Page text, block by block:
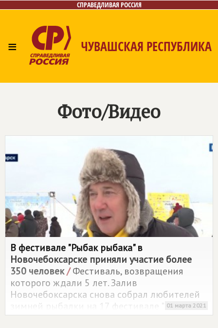
СПРАВЕДЛИВАЯ РОССИЯ
≡ ЧУВАШСКАЯ РЕСПУБЛИКА
Контакты
Фото/Видео
В фестивале "Рыбак рыбака" в
Новочебоксарске приняли участие более
350 человек/Фестиваль, возвращения
которого ждали 5 лет. Залив
Новочебоксарска снова собрал любителей
зимней рыбалки на 17 фестивале "Рыбак
рыбака".
01 марта 2021